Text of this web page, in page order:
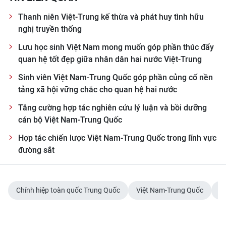
Thanh niên Việt-Trung kế thừa và phát huy tình hữu
nghị truyền thống
Lưu học sinh Việt Nam mong muốn góp phần thúc đẩy
quan hệ tốt đẹp giữa nhân dân hai nước Việt-Trung
Sinh viên Việt Nam-Trung Quốc góp phần củng cố nền
tảng xã hội vững chắc cho quan hệ hai nước
Tăng cường hợp tác nghiên cứu lý luận và bồi dưỡng
cán bộ Việt Nam-Trung Quốc
Hợp tác chiến lược Việt Nam-Trung Quốc trong lĩnh vực
đường sắt
Chính hiệp toàn quốc Trung Quốc Việt Nam-Trung Quốc